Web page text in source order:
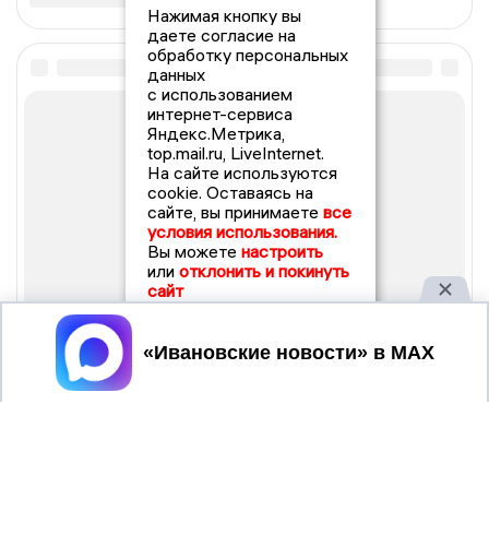
Нажимая кнопку вы
даете согласие на
обработку персональных
данных
с использованием
интернет-сервиса
Яндекс.Метрика,
top.mail.ru, LiveInternet.
На сайте используются
cookie. Оставаясь на
сайте, вы принимаете все
условия использования.
Вы можете настроить
или отклонить и покинуть
сайт
Принять